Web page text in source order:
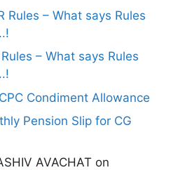
Rules – What says Rules
Rules – What says Rules
Condiment Allowance
Pension Slip for CG
AVACHAT on